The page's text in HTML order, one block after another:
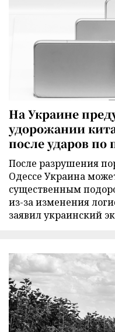
На Украине
удорожании
после ударов по
После разрушения
Одессе Украина
существенным
из-за изменения
заявил украинский